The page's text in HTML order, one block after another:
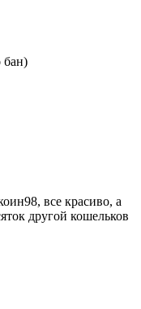
бан)
все красиво, а
другой кошельков